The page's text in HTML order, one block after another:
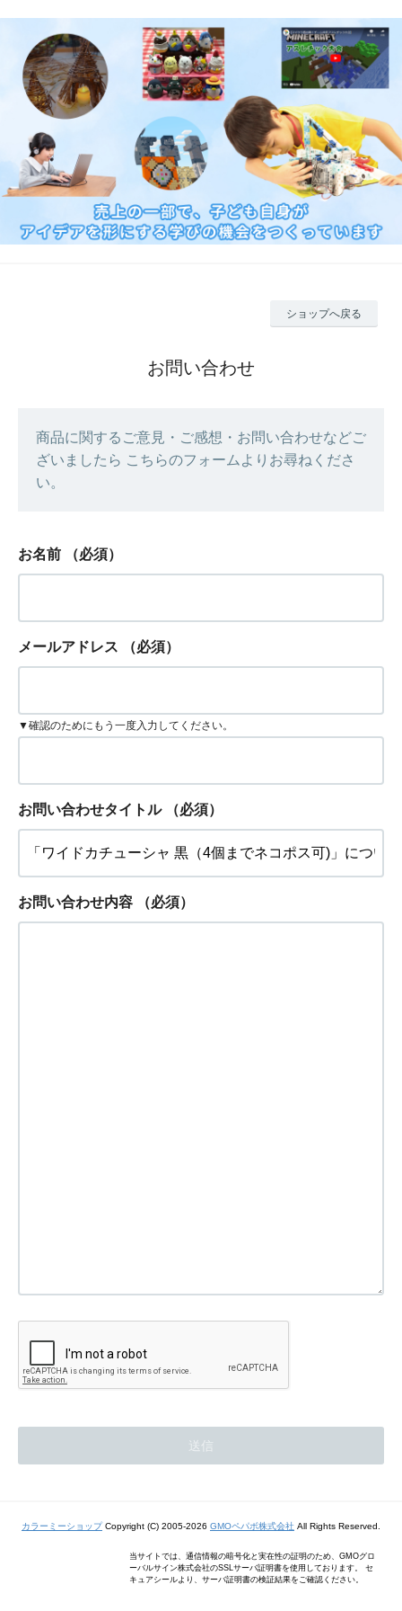
ショップへ戻る
お問い合わせ
商品に関するご意見・ご感想・お問い合わせなどご
ざいましたら こちらのフォームよりお尋ねくださ
い。
お名前 （必須）
メールアドレス （必須）
▼確認のためにもう一度入力してください。
お問い合わせタイトル （必須）
お問い合わせ内容 （必須）
カラーミーショップCopyright (C) 2005-2026 GMOペパボ株式会社 All Rights Reserved.
当サイトでは、通信情報の暗号化と実在性の証明のため、GMOグロ
ーバルサイン株式会社のSSLサーバ証明書を使用しております。 セ
キュアシールより、サーバ証明書の検証結果をご確認ください。